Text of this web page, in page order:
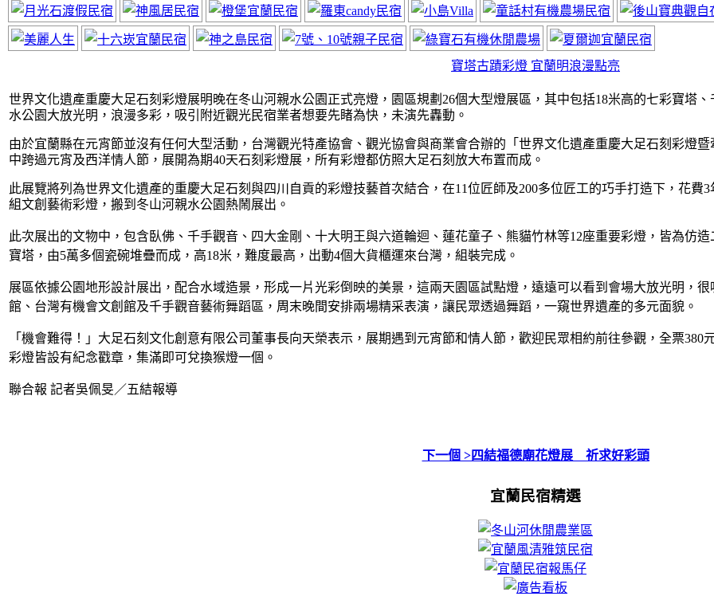
神風居小木屋
網站要曝光快來電
寶塔古蹟彩燈 宜蘭明浪漫點亮
世界文化遺產重慶大足石刻彩燈展明晚在冬山河親水公園正式亮燈，園區規劃26個大型燈展區，其中包括18米高的七彩寶塔
水公園大放光明，浪漫多彩，吸引附近觀光民宿業者想要先睹為快，未演先轟動。
由於宜蘭縣在元宵節並沒有任何大型活動，台灣觀光特產協會、觀光協會與商業會合辦的「世界文化遺產重慶大足石刻彩燈
中跨過元宵及西洋情人節，展開為期40天石刻彩燈展，所有彩燈都仿照大足石刻放大布置而成。
此展覽將列為世界文化遺產的重慶大足石刻與四川自貢的彩燈技藝首次結合，在11位匠師及200多位匠工的巧手打造下，花費
組文創藝術彩燈，搬到冬山河親水公園熱鬧展出。
此次展出的文物中，包含臥佛、千手觀音、四大金剛、十大明王與六道輪迴、蓮花童子、熊貓竹林等12座重要彩燈，皆為仿
寶塔，由5萬多個瓷碗堆疊而成，高18米，難度最高，出動4個大貨櫃運來台灣，組裝完成。
展區依據公園地形設計展出，配合水域造景，形成一片光彩倒映的美景，這兩天園區試點燈，遠遠可以看到會場大放光明，
館、台灣有機會文創館及千手觀音藝術舞蹈區，周末晚間安排兩場精采表演，讓民眾透過舞蹈，一窺世界遺產的多元面貌。
「機會難得！」大足石刻文化創意有限公司董事長向天榮表示，展期遇到元宵節和情人節，歡迎民眾相約前往參觀，全票
彩燈皆設有紀念戳章，集滿即可兌換猴燈一個。
聯合報 記者吳佩旻／五結報導
下一個 >四結福德廟花燈展 祈求好彩頭
宜蘭民宿精選